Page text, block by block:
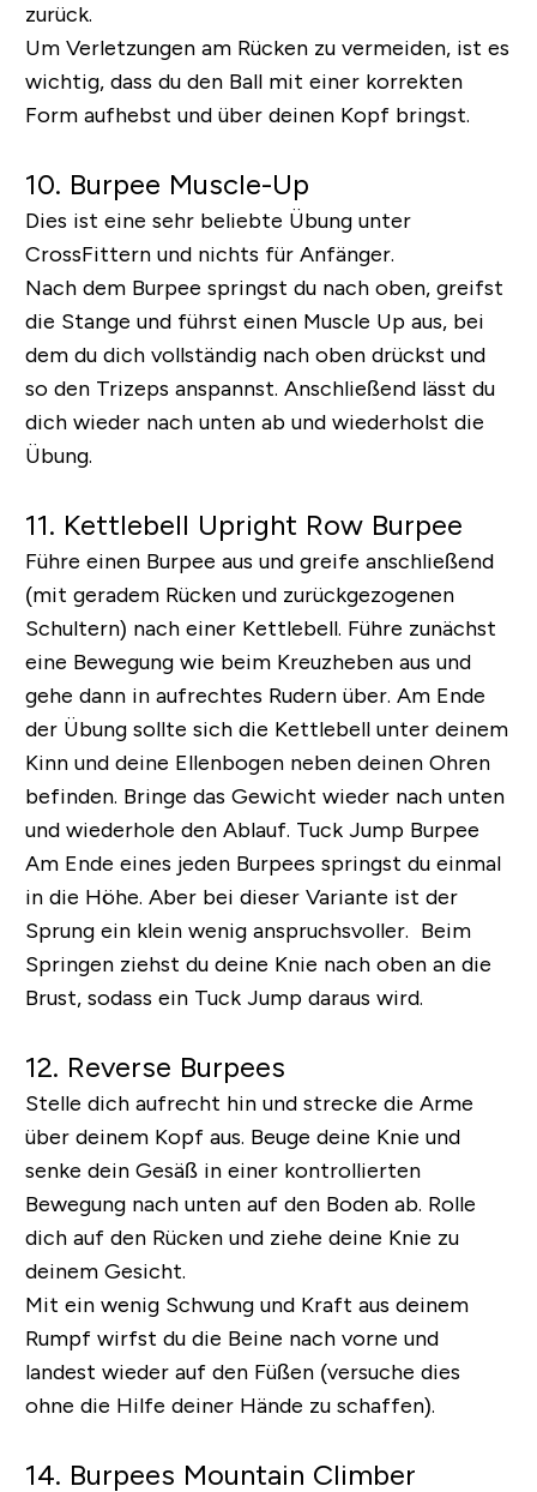
zurück.
Um Verletzungen am Rücken zu vermeiden, ist es
wichtig, dass du den Ball mit einer korrekten
Form aufhebst und über deinen Kopf bringst.
10. Burpee Muscle-Up
Dies ist eine sehr beliebte Übung unter
CrossFittern und nichts für Anfänger.
Nach dem Burpee springst du nach oben, greifst
die Stange und führst einen Muscle Up aus, bei
dem du dich vollständig nach oben drückst und
so den Trizeps anspannst. Anschließend lässt du
dich wieder nach unten ab und wiederholst die
Übung.
11. Kettlebell Upright Row Burpee
Führe einen Burpee aus und greife anschließend
(mit geradem Rücken und zurückgezogenen
Schultern) nach einer Kettlebell. Führe zunächst
eine Bewegung wie beim Kreuzheben aus und
gehe dann in aufrechtes Rudern über. Am Ende
der Übung sollte sich die Kettlebell unter deinem
Kinn und deine Ellenbogen neben deinen Ohren
befinden. Bringe das Gewicht wieder nach unten
und wiederhole den Ablauf. Tuck Jump Burpee
Am Ende eines jeden Burpees springst du einmal
in die Höhe. Aber bei dieser Variante ist der
Sprung ein klein wenig anspruchsvoller. Beim
Springen ziehst du deine Knie nach oben an die
Brust, sodass ein Tuck Jump daraus wird.
12. Reverse Burpees
Stelle dich aufrecht hin und strecke die Arme
über deinem Kopf aus. Beuge deine Knie und
senke dein Gesäß in einer kontrollierten
Bewegung nach unten auf den Boden ab. Rolle
dich auf den Rücken und ziehe deine Knie zu
deinem Gesicht.
Mit ein wenig Schwung und Kraft aus deinem
Rumpf wirfst du die Beine nach vorne und
landest wieder auf den Füßen (versuche dies
ohne die Hilfe deiner Hände zu schaffen).
14. Burpees Mountain Climber